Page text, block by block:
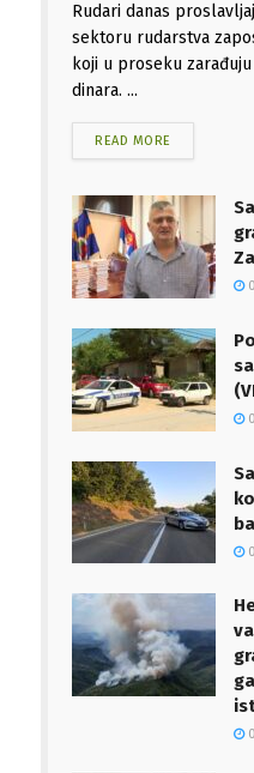
Rudari danas
sektoru rudarstva
koji u proseku
dinara. ...
READ MORE